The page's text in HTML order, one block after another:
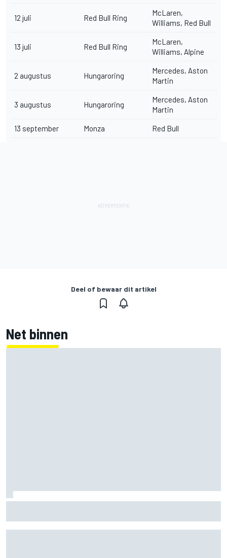
12 juli Red Bull Ring
McLaren,
Williams, Red Bull
13 juli Red Bull Ring
McLaren,
Williams, Alpine
2 augustus Hungaroring
Mercedes, Aston
Martin
3 augustus Hungaroring
Mercedes, Aston
Martin
13 september Monza Red Bull
Deel of bewaar dit artikel
Net binnen